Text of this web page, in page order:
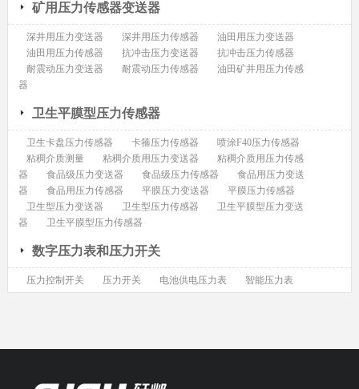
矿用压力传感器变送器
深井用压力变送器 深井用压力传感器
油田用压力变送器
油田用压力传感器
抗冲击压力变送器
抗冲击压力传感器
耐震动压力变送器
耐震动压力传感器
油田矿井用压力传感
器
卫生平膜型压力传感器
卫生卡盘压力传感器 卡箍压力传感器
喷涂F40压力传感器
粘稠介质测量
粘稠介质用压力变送器
粘稠介质用压力传感
器
食品级压力变送器 食品级压力传感器
食品用压力变送
器
食品用压力传感器 平膜压力变送器
平膜压力传感器
卫生型压力变送器
卫生型压力传感器
卫生平膜型压力变送
器
卫生平膜型压力传感器
数字压力表和压力开关
压力控制开关 压力开关 电池供电压力表 智能压力表